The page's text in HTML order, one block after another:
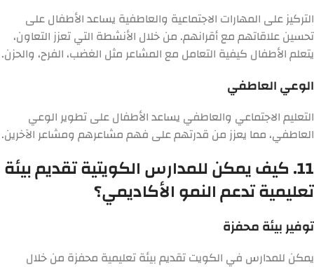
التركيز على المهارات الاجتماعية والعاطفية يساعد الأطفال على
تحسين علاقاتهم مع أقرانهم. من خلال الأنشطة التي تعزز التعاون،
يتعلم الأطفال كيفية التعامل مع المشاعر مثل الغضب، الفرح، والحزن.
الوعي العاطفي
التعليم الاجتماعي والعاطفي يساعد الأطفال على تطوير الوعي
العاطفي، مما يعزز من قدرتهم على فهم مشاعرهم ومشاعر الآخرين.
11. كيف يمكن للمدارس الكويتية تقديم بيئة
تعليمية تدعم النمو الأكاديمي؟
توفير بيئة محفزة
يمكن للمدارس في الكويت تقديم بيئة تعليمية محفزة من خلال